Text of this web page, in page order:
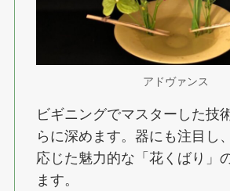
アドヴァンス
ビギニングでマスターした技
らに深めます。器にも注目し
応じた魅力的な「花くばり」
ます。